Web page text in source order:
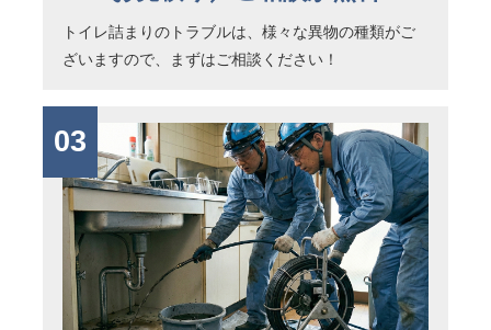
トイレ詰まりのトラブルは、様々な異物の種類がご
ざいますので、まずはご相談ください！
03